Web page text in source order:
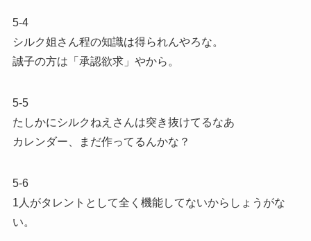
5-4
シルク姐さん程の知識は得られんやろな。
誠子の方は「承認欲求」やから。
5-5
たしかにシルクねえさんは突き抜けてるなあ
カレンダー、まだ作ってるんかな？
5-6
1人がタレントとして全く機能してないからしょうがな
い。